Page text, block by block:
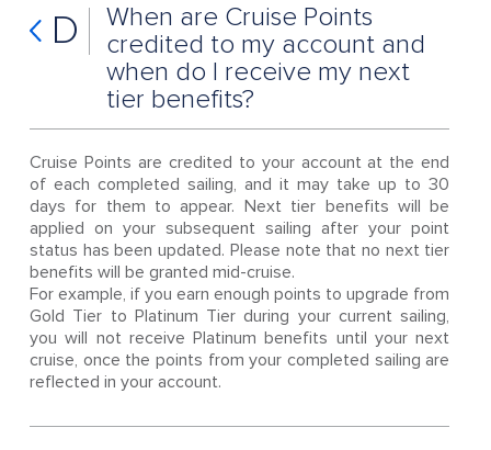
D
When are Cruise Points
credited to my account and
when do I receive my next
tier benefits?
Cruise Points are credited to your account at the end
of each completed sailing, and it may take up to 30
days for them to appear. Next tier benefits will be
applied on your subsequent sailing after your point
status has been updated. Please note that no next tier
benefits will be granted mid-cruise.
For example, if you earn enough points to upgrade from
Gold Tier to Platinum Tier during your current sailing,
you will not receive Platinum benefits until your next
cruise, once the points from your completed sailing are
reflected in your account.